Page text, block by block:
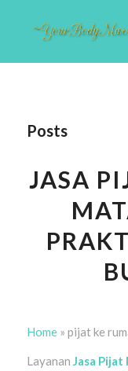
Posts
JASA
Home» pijat ke
Layanan Jasa Pijat